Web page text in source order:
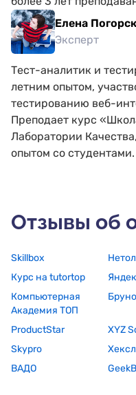
Елена
Эксперт
Тест-аналитик и
летним опытом,
тестированию веб-
Преподает курс
Лаборатории
опытом со студентами.
Отзывы об
Skillbox
Курс на tutortop
Компьютерная
Академия ТОП
ProductStar XYZ
Skypro
ВАДО